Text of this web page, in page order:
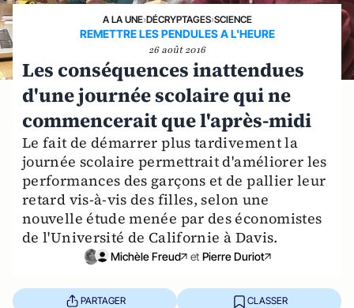
A LA UNE›DÉCRYPTAGES›SCIENCE
REMETTRE LES PENDULES A L'HEURE
26 août 2016
Les conséquences inattendues
d'une journée scolaire qui ne
commencerait que l'après-midi
Le fait de démarrer plus tardivement la
journée scolaire permettrait d'améliorer les
performances des garçons et de pallier leur
retard vis-à-vis des filles, selon une
nouvelle étude menée par des économistes
de l'Université de Californie à Davis.
Michèle Freud et Pierre Duriot
PARTAGER CLASSER